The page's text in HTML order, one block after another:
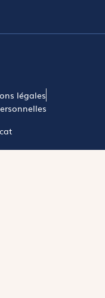
légales